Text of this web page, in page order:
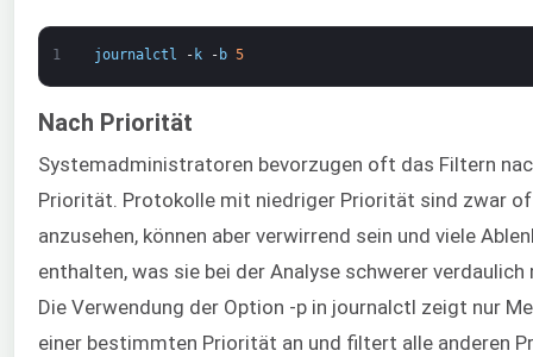
1 journalctl - k - b 5
Nach Priorität
Systemadministratoren bevorzugen oft das Filtern
Priorität. Protokolle mit niedriger Priorität sind zwar
anzusehen, können aber verwirrend sein und viele
enthalten, was sie bei der Analyse schwerer verdaulich
Die Verwendung der Option -p in journalctl zeigt nur
einer bestimmten Priorität an und filtert alle anderen